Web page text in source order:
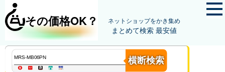
その価格OK？ ネットショップをかき集め
まとめて検索 最安値
横断検索